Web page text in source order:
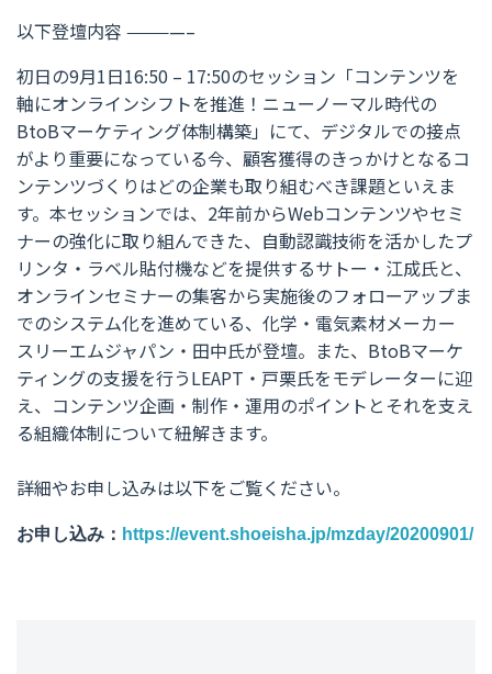
以下登壇内容 ————–
初日の9月1日16:50 – 17:50のセッション「コンテンツを
軸にオンラインシフトを推進！ニューノーマル時代の
BtoBマーケティング体制構築」にて、デジタルでの接点
がより重要になっている今、顧客獲得のきっかけとなるコ
ンテンツづくりはどの企業も取り組むべき課題といえま
す。本セッションでは、2年前からWebコンテンツやセミ
ナーの強化に取り組んできた、自動認識技術を活かしたプ
リンタ・ラベル貼付機などを提供するサトー・江成氏と、
オンラインセミナーの集客から実施後のフォローアップま
でのシステム化を進めている、化学・電気素材メーカー
スリーエムジャパン・田中氏が登壇。また、BtoBマーケ
ティングの支援を行うLEAPT・戸栗氏をモデレーターに迎
え、コンテンツ企画・制作・運用のポイントとそれを支え
る組織体制について紐解きます。
詳細やお申し込みは以下をご覧ください。
お申し込み： https://event.shoeisha.jp/mzday/20200901/